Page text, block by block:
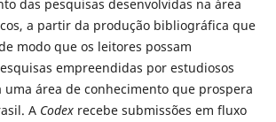
das pesquisas desenvolvidas na área
a partir da produção bibliográfica que
modo que os leitores possam
empreendidas por estudiosos
uma área de conhecimento que prospera
A Codexrecebe submissões em fluxo